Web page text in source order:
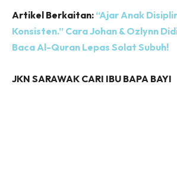
Artikel Berkaitan: “Ajar Anak
Konsisten.” Cara Johan & Ozlynn
Baca Al-Quran Lepas Solat Subuh!
JKN SARAWAK CARI IBU BAPA BAYI